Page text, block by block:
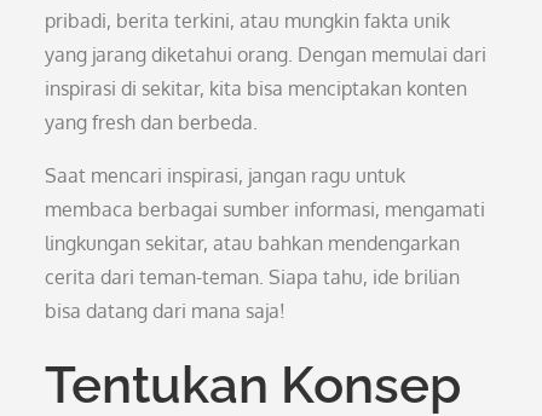
pribadi, berita terkini, atau mungkin fakta unik
yang jarang diketahui orang. Dengan memulai dari
inspirasi di sekitar, kita bisa menciptakan konten
yang fresh dan berbeda.
Saat mencari inspirasi, jangan ragu untuk
membaca berbagai sumber informasi, mengamati
lingkungan sekitar, atau bahkan mendengarkan
cerita dari teman-teman. Siapa tahu, ide brilian
bisa datang dari mana saja!
Tentukan Konsep